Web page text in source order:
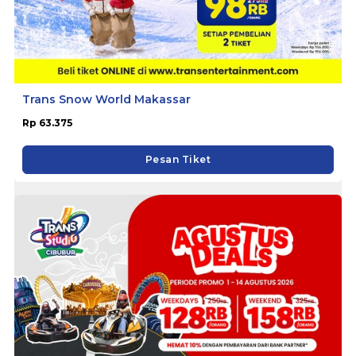
Trans Snow World Makassar
Rp 63.375
Pesan Tiket